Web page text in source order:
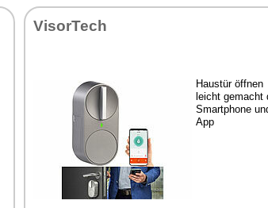
VisorTech
Haustür öffnen
leicht gemacht
Smartphone
App